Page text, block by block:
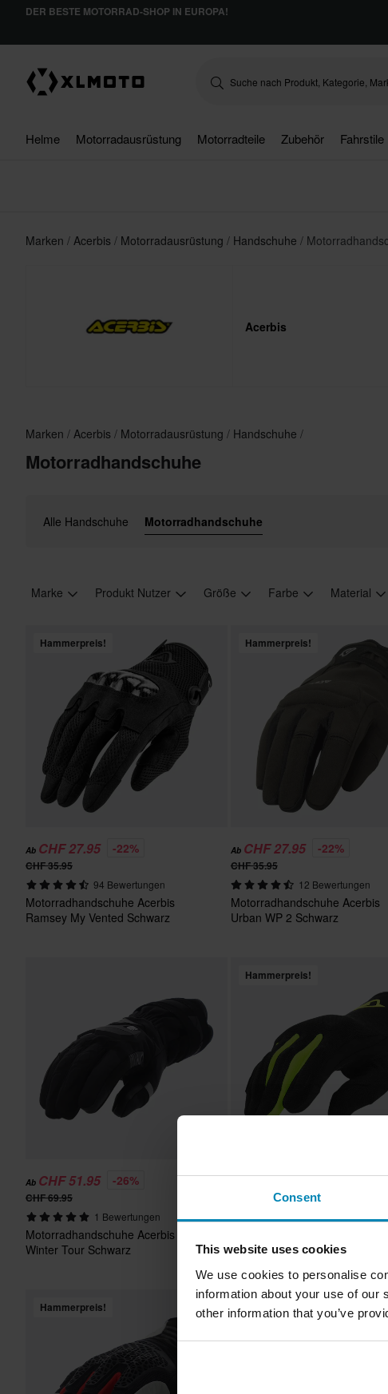
Consent
This website uses cookies
We use cookies to personalise
information about your use of our
other information that you’ve
DER BESTE MOTORRAD-SHOP IN EUROPA!
Helme Motorradausrüstung Motorradteile Zubehör Fahrstile
Marken Acerbis Motorradausrüstung Handschuhe
Acerbis
Marken Acerbis Motorradausrüstung Handschuhe
Motorradhandschuhe
Alle Handschuhe Motorradhandschuhe
Marke Produkt Nutzer Größe Farbe Material
Hammerpreis!
Ab CHF 27.95 -22%
CHF 35.95
94 Bewertungen
Motorradhandschuhe Acerbis
Ramsey My Vented Schwarz
Hammerpreis!
Ab CHF 27.95 -22%
CHF 35.95
12 Bewertungen
Motorradhandschuhe Acerbis
Urban WP 2 Schwarz
Ab CHF 51.95 -26%
CHF 69.95
1 Bewertungen
Motorradhandschuhe Acerbis
Winter Tour Schwarz
Hammerpreis!
CHF 17.95 -40%
CHF 29.95
Hammerpreis!